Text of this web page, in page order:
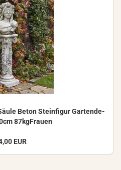
Beton Stein­fi­gur Gar­ten­de­
87kgFrauen
EUR